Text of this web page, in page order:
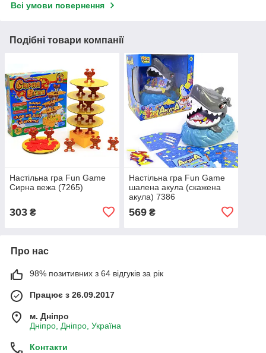
Всі умови повернення
Подібні товари компанії
Настільна гра Fun Game
Сирна вежа (7265)
303 ₴
Настільна гра Fun Game
шалена акула (скажена
акула) 7386
569₴
Про нас
98% позитивних з 64 відгуків за рік
Працює з 26.09.2017
м. Дніпро
Дніпро, Дніпро, Україна
Контакти